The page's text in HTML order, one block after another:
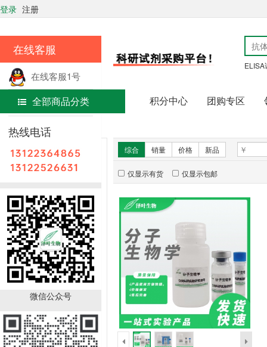
在线客服
在线客服1号
在线客服2号
热线电话
微信公众号
登录 注册
ELISA
全部商品分类 积分中心 团购专区
首页
分子生物学
新品推荐
GS AntiQ qPCR SYBR
Green Master Mix
ZY6002QX
￥1200.00
已有 0人购买
销量排行
综合 销量 价格 新品
仅显示有货 仅显示包邮